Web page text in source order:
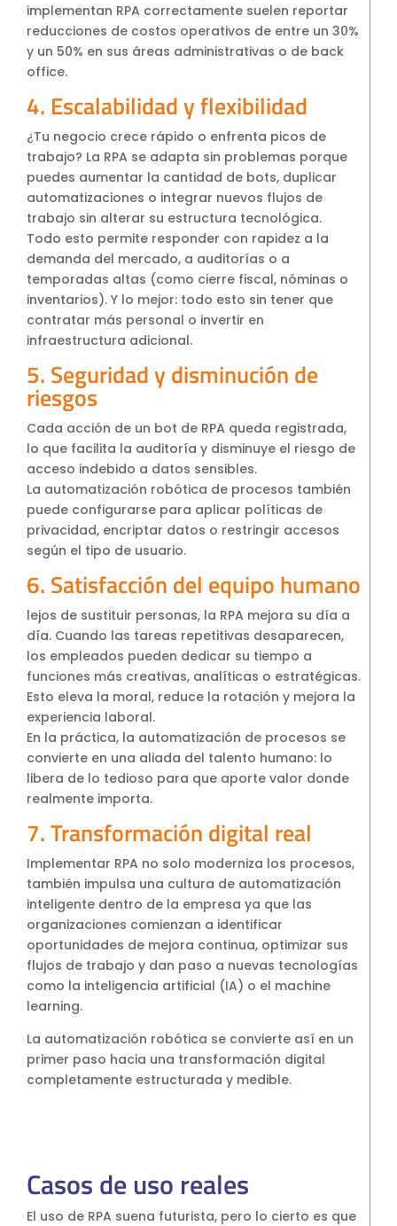
implementan RPA correctamente suelen reportar
reducciones de costos operativos de entre un 30%
y un 50% en sus áreas administrativas o de back
office.
4. Escalabilidad y flexibilidad
¿Tu negocio crece rápido o enfrenta picos de
trabajo? La RPA se adapta sin problemas porque
puedes aumentar la cantidad de bots, duplicar
automatizaciones o integrar nuevos flujos de
trabajo sin alterar su estructura tecnológica.
Todo esto permite responder con rapidez a la
demanda del mercado, a auditorías o a
temporadas altas (como cierre fiscal, nóminas o
inventarios). Y lo mejor: todo esto sin tener que
contratar más personal o invertir en
infraestructura adicional.
5. Seguridad y disminución de
riesgos
Cada acción de un bot de RPA queda registrada,
lo que facilita la auditoría y disminuye el riesgo de
acceso indebido a datos sensibles.
La automatización robótica de procesos también
puede configurarse para aplicar políticas de
privacidad, encriptar datos o restringir accesos
según el tipo de usuario.
6. Satisfacción del equipo humano
lejos de sustituir personas, la RPA mejora su día a
día. Cuando las tareas repetitivas desaparecen,
los empleados pueden dedicar su tiempo a
funciones más creativas, analíticas o estratégicas.
Esto eleva la moral, reduce la rotación y mejora la
experiencia laboral.
En la práctica, la automatización de procesos se
convierte en una aliada del talento humano: lo
libera de lo tedioso para que aporte valor donde
realmente importa.
7. Transformación digital real
Implementar RPA no solo moderniza los procesos,
también impulsa una cultura de automatización
inteligente dentro de la empresa ya que las
organizaciones comienzan a identificar
oportunidades de mejora continua, optimizar sus
flujos de trabajo y dan paso a nuevas tecnologías
como la inteligencia artificial (IA) o el machine
learning.
La automatización robótica se convierte así en un
primer paso hacia una transformación digital
completamente estructurada y medible.
Casos de uso reales
El uso de RPA suena futurista, pero lo cierto es que